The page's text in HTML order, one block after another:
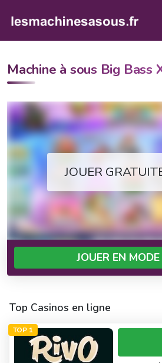
Machine à sous Big Bass
JOUER
JOUER EN MODE
Top Casinos en ligne
TOP 1